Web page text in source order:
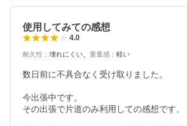
れて、閉じてフロント部分に入れてみた
色はシャンパンというよりシルバーな感
リーが売り切れで残念。
使用してみての感想
4.0
耐久性 ： 壊れにくい 重量感 ： 軽い
数日前に不具合なく受け取りました。
今出張中です。
その出張で片道のみ利用しての感想です。